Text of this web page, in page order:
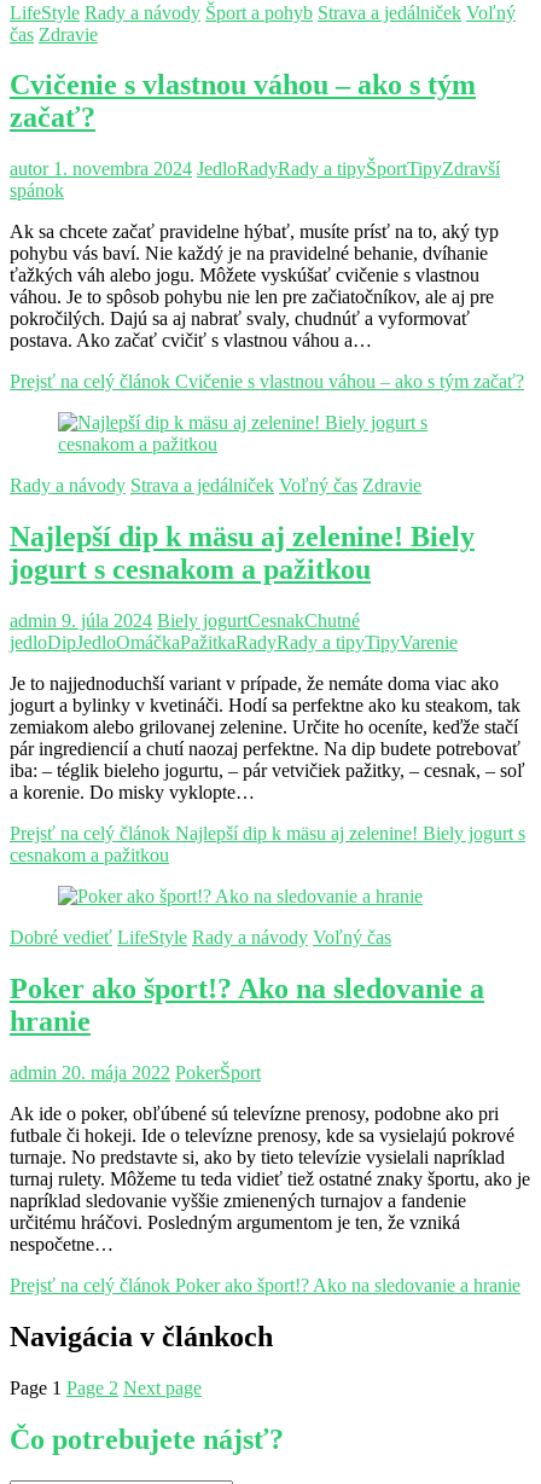
LifeStyle Rady a návody Šport a pohyb Strava a jedálniček Voľný
čas Zdravie
Cvičenie s vlastnou váhou – ako s tým
začať?
autor1. novembra 2024 JedloRadyRady a tipyŠportTipyZdravší
spánok
Ak sa chcete začať pravidelne hýbať, musíte prísť na to, aký typ
pohybu vás baví. Nie každý je na pravidelné behanie, dvíhanie
ťažkých váh alebo jogu. Môžete vyskúšať cvičenie s vlastnou
váhou. Je to spôsob pohybu nie len pre začiatočníkov, ale aj pre
pokročilých. Dajú sa aj nabrať svaly, chudnúť a vyformovať
postava. Ako začať cvičiť s vlastnou váhou a…
Prejsť na celý článok Cvičenie s vlastnou váhou – ako s tým začať?
Rady a návody Strava a jedálniček Voľný čas Zdravie
Najlepší dip k mäsu aj zelenine! Biely
jogurt s cesnakom a pažitkou
admin 9. júla 2024 Biely jogurtCesnakChutné
jedloDipJedloOmáčkaPažitkaRadyRady a tipyTipyVarenie
Je to najjednoduchší variant v prípade, že nemáte doma viac ako
jogurt a bylinky v kvetináči. Hodí sa perfektne ako ku steakom, tak
zemiakom alebo grilovanej zelenine. Určite ho oceníte, keďže stačí
pár ingrediencií a chutí naozaj perfektne. Na dip budete potrebovať
iba: – téglik bieleho jogurtu, – pár vetvičiek pažitky, – cesnak, – soľ
a korenie. Do misky vyklopte…
Prejsť na celý článok Najlepší dip k mäsu aj zelenine! Biely jogurt s
cesnakom a pažitkou
Dobré vedieť LifeStyle Rady a návody Voľný čas
Poker ako šport!? Ako na sledovanie a
hranie
admin 20. mája 2022 PokerŠport
Ak ide o poker, obľúbené sú televízne prenosy, podobne ako pri
futbale či hokeji. Ide o televízne prenosy, kde sa vysielajú pokrové
turnaje. No predstavte si, ako by tieto televízie vysielali napríklad
turnaj rulety. Môžeme tu teda vidieť tiež ostatné znaky športu, ako je
napríklad sledovanie vyššie zmienených turnajov a fandenie
určitému hráčovi. Posledným argumentom je ten, že vzniká
nespočetne…
Prejsť na celý článok Poker ako šport!? Ako na sledovanie a hranie
Navigácia v článkoch
Page 1 Page 2 Next page
Čo potrebujete nájsť?